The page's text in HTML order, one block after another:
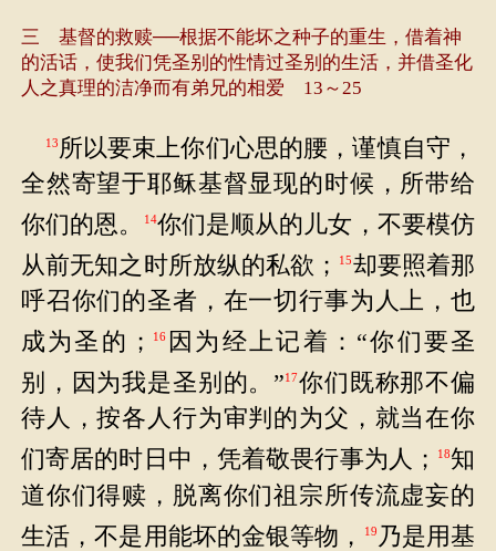
三 基督的救赎──根据不能坏之种子的重生，借着神
的活话，使我们凭圣别的性情过圣别的生活，并借圣化
人之真理的洁净而有弟兄的相爱 13～25
13 所以要束上你们心思的腰，谨慎自守，
全然寄望于耶稣基督显现的时候，所带给
你们的恩。
14你们是顺从的儿女，不要模仿
从前无知之时所放纵的私欲；
15却要照着那
呼召你们的圣者，在一切行事为人上，也
成为圣的；
16因为经上记着：“你们要圣
别，因为我是圣别的。”17你们既称那不偏
待人，按各人行为审判的为父，就当在你
们寄居的时日中，凭着敬畏行事为人；
18知
道你们得赎，脱离你们祖宗所传流虚妄的
生活，不是用能坏的金银等物，
19 乃是用基